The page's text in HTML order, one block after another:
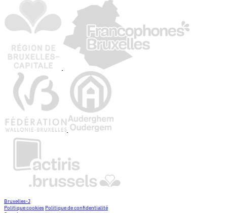
Bruxelles-J
Politique cookies Politique de confidentialité